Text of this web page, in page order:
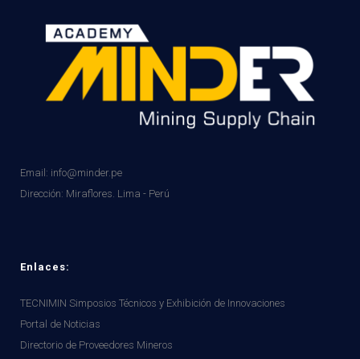
Email: info@minder.pe
Dirección: Miraflores. Lima - Perú
Enlaces:
TECNIMIN Simposios Técnicos y Exhibición de Innovaciones
Portal de Noticias
Directorio de Proveedores Mineros